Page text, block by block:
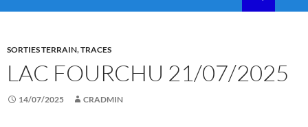
SORTIES TERRAIN,TRACES
LAC FOURCHU 21/07/2025
14/07/2025 CRADMIN